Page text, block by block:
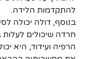
להתקדמות הלידה.
בנוסף, דולה יכולה
חרדה שיכולים
הרפיה ועידוד, היא